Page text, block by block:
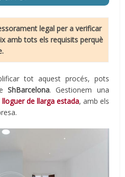
legal per a verificar
amb tots els requisits perquè
tot aquest procés, pots
ShBarcelona. Gestionem una
de llarga estada, amb els